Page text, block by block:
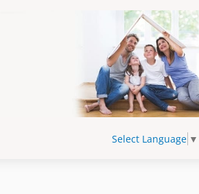
Select Language ▼